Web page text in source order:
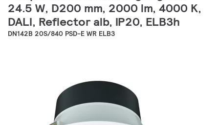
24.5 W, D200 mm, 2000 lm, 4000 K,
DALI, Reflector alb, IP20, ELB3h
DN142B 20S/840 PSD-E WR ELB3